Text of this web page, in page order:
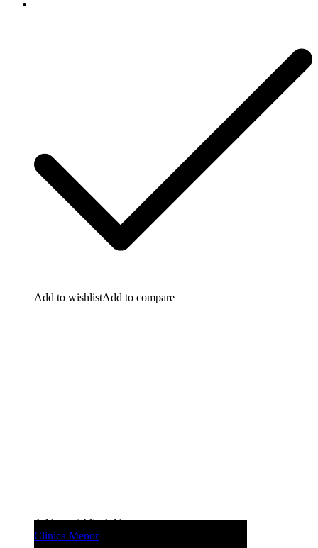
Add to wishlistAdd to compare
Add to wishlistAdd to compare
Clinica Menor